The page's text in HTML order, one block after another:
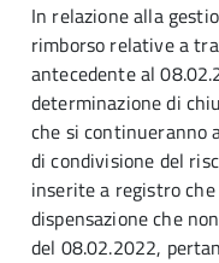
In relazione alla
rimborso relative a
antecedente al
determinazione di
che si continueranno
di condivisione del
inserite a registro
dispensazione che
del 08.02.2022,